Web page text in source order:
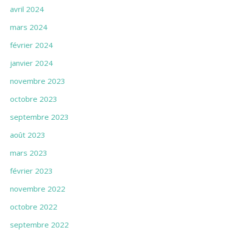
avril 2024
mars 2024
février 2024
janvier 2024
novembre 2023
octobre 2023
septembre 2023
août 2023
mars 2023
février 2023
novembre 2022
octobre 2022
septembre 2022